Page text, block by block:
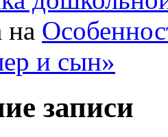
на
и сын»
записи